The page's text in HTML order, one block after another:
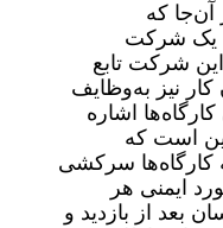
آن‌جا که
یک شرکت
شرکت تابع
کار نیز به‌وظایف
اشاره
است که
کارگاه‌ها سرکشی
ایمنی هر
بعد از بازدید و